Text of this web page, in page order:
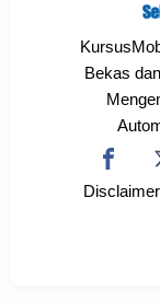
Bekas
Disclaimer